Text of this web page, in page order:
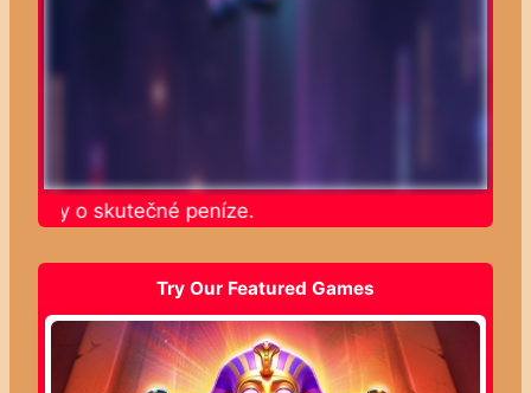
o skutečné peníze.
Try Our Featured Games